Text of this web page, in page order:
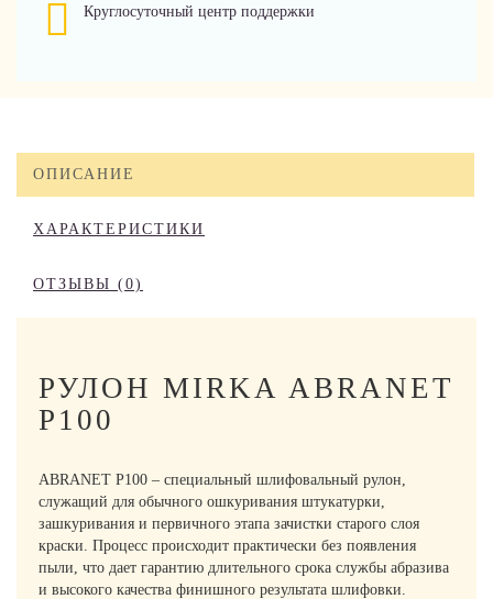
Круглосуточный центр поддержки
ОПИСАНИЕ
ХАРАКТЕРИСТИКИ
ОТЗЫВЫ (0)
РУЛОН MIRKA ABRANET
P100
ABRANET P100 – специальный шлифовальный рулон,
служащий для обычного ошкуривания штукатурки,
зашкуривания и первичного этапа зачистки старого слоя
краски. Процесс происходит практически без появления
пыли, что дает гарантию длительного срока службы абразива
и высокого качества финишного результата шлифовки.